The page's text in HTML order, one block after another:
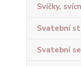
Svíčky,
Svatební
Svatební